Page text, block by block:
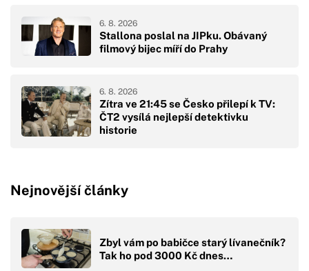
Stallona poslal na JIPku. Obávaný
filmový bijec míří do Prahy
6. 8. 2026
Zítra ve 21:45 se Česko přilepí k TV:
ČT2 vysílá nejlepší detektivku
historie
6. 8. 2026
Nejnovější články
Zbyl vám po babičce starý lívanečník?
Tak ho pod 3000 Kč dnes…